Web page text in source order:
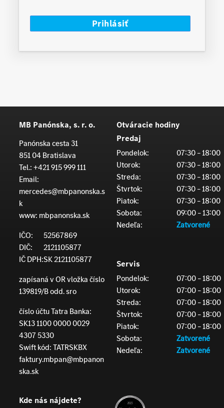
MB Panónska, s. r. o.
Panónska cesta 31
851 04 Bratislava
Tel.:+421 915 999 111
Email:
mercedes@mbpanonska.s
k
www: mbpanonska.sk
IČO:
52567869
DIČ:
2121105877
IČ DPH:SK 2121105877
zapísaná v OR vložka číslo
139819/B odd. sro
číslo účtu Tatra Banka:
SK13 1100 0000 0029
4307 5330
Swift kód: TATRSKBX
faktury.mbpan@mbpanon
ska.sk
Otváracie hodiny
Predaj
Pondelok:
07:30 – 18:00
Utorok:
07:30 – 18:00
Streda:
07:30 – 18:00
Štvrtok:
07:30 – 18:00
Piatok:
07:30 – 18:00
Sobota:
09:00 – 13:00
Nedeľa:
Zatvorené
Servis
Pondelok:
07:00 – 18:00
Utorok:
07:00 – 18:00
Streda:
07:00 – 18:00
Štvrtok:
07:00 – 18:00
Piatok:
07:00 – 18:00
Sobota:
Zatvorené
Nedeľa:
Zatvorené
Kde nás nájdete?